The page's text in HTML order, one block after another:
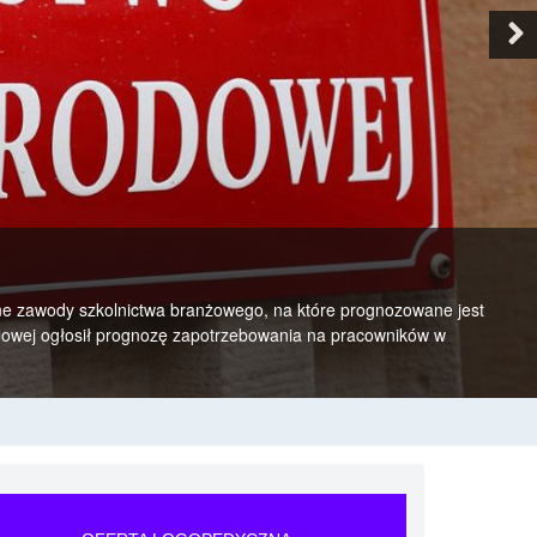
zawody szkolnictwa branżowego, na które prognozowane jest
ogłosił prognozę zapotrzebowania na pracowników w